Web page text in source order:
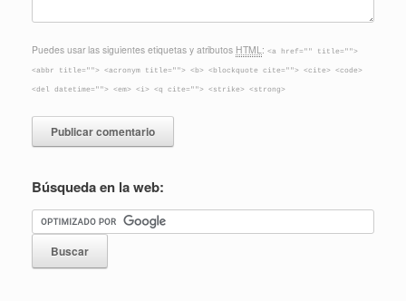
Puedes usar las siguientes etiquetas y atributos HTML : <a href="" title="">
<abbr title=""> <acronym title=""> <b> <blockquote cite=""> <cite> <code>
<del datetime=""> <em> <i> <q cite=""> <strike> <strong>
Búsqueda en la web: